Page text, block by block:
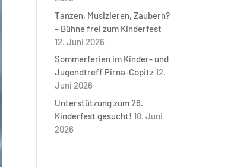
Tanzen, Musizieren, Zaubern?
– Bühne frei zum Kinderfest
12. Juni 2026
Sommerferien im Kinder- und
Jugendtreff Pirna-Copitz12.
Juni 2026
Unterstützung zum 26.
Kinderfest gesucht! 10. Juni
2026